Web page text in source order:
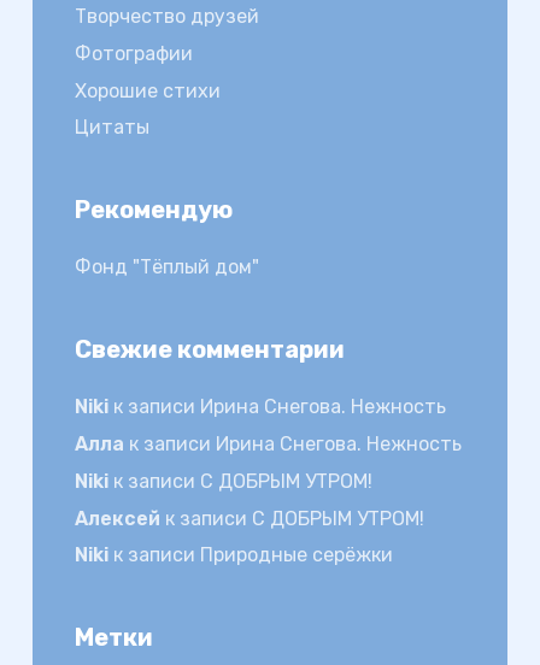
Творчество друзей
Фотографии
Хорошие стихи
Цитаты
Рекомендую
Фонд "Тёплый дом"
Свежие комментарии
Nikiк записи Ирина Снегова. Нежность
Алла к записи Ирина Снегова. Нежность
Nikiк записи С ДОБРЫМ УТРОМ!
Алексей к записи С ДОБРЫМ УТРОМ!
Nikiк записи Природные серёжки
Метки